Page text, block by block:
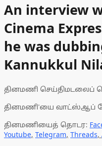
An interview
Cinema
he was
Kannukkul
தினமணி செய்திமடலைப்
தினமணி'யை வாட்ஸ்ஆப்
தினமணியைத் தொடர:
Youtube, Telegram, Threads,